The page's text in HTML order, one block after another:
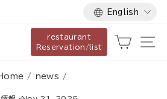
Language
English
restaurant
Reservation/list
Cart
/ news /